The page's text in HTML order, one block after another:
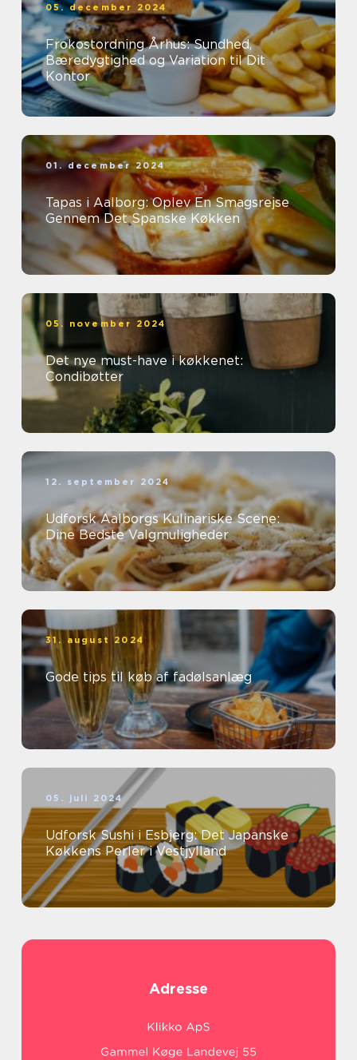
05. december 2024
Frokostordning Århus: Sundhed,
Bæredygtighed og Variation til Dit
Kontor
01. december 2024
Tapas i Aalborg: Oplev En Smagsrejse
Gennem Det Spanske Køkken
05. november 2024
Det nye must-have i køkkenet:
Condibøtter
12. september 2024
Udforsk Aalborgs Kulinariske Scene:
Dine Bedste Valgmuligheder
31. august 2024
Gode tips til køb af fadølsanlæg
05. juli 2024
Udforsk Sushi i Esbjerg: Det Japanske
Køkkens Perler i Vestjylland
Adresse